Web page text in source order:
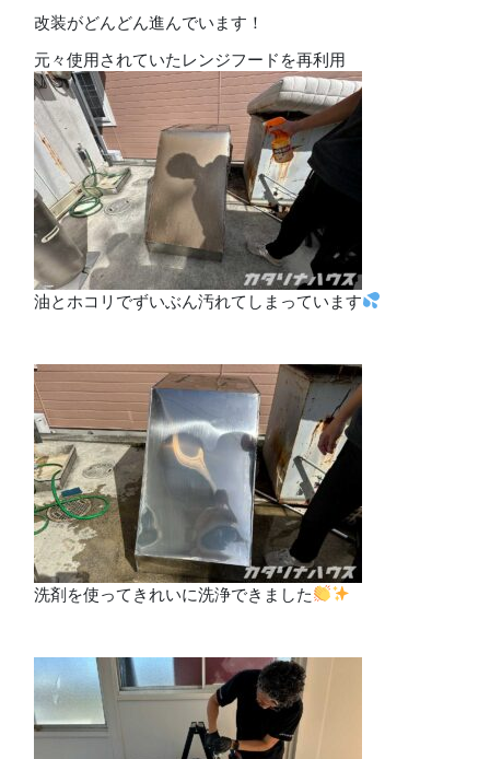
改装がどんどん進んでいます！
元々使用されていたレンジフードを再利用
油とホコリでずいぶん汚れてしまっています
洗剤を使ってきれいに洗浄できました